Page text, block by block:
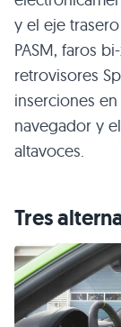
y el eje
PASM, faros
retrovisores
inserciones en
navegador y
altavoces.
Tres